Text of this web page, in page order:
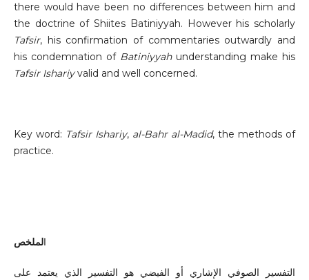
there would have been no differences between him and
the doctrine of Shiites Batiniyyah. However his scholarly
Tafsir, his confirmation of commentaries outwardly and
his condemnation of Batiniyyahunderstanding make his
Tafsir Ishariyvalid and well concerned.
Key word: Tafsir Ishariy, al-Bahr al-Madid, the methods of
practice.
الملخص
التفسير الصوفي الإشاري أو الفيضي هو التفسير الذي يعتمد على